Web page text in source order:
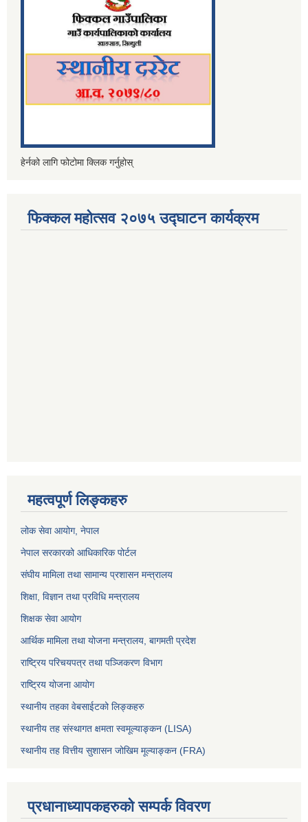
हेर्नको लागि फोटोमा क्लिक गर्नुहोस्
फिक्कल महोत्सव २०७५ उद्घाटन कार्यक्रम
महत्वपूर्ण लिङ्कहरु
लोक सेवा आयोग, नेपाल
नेपाल सरकारको आधिकारिक पोर्टल
संघीय मामिला तथा सामान्य प्रशासन मन्त्रालय
शिक्षा, विज्ञान तथा प्रविधि मन्त्रालय
शिक्षक सेवा आयोग
आर्थिक मामिला तथा योजना मन्त्रालय, बागमती प्रदेश
राष्ट्रिय परिचयपत्र तथा पञ्जिकरण विभाग
राष्ट्रिय योजना आयोग
स्थानीय तहका वेबसाईटको लिङ्कहरु
स्थानीय तह संस्थागत क्षमता स्वमूल्याङ्कन (LISA)
स्थानीय तह वित्तीय सुशासन जोखिम मूल्याङ्कन (FRA)
प्रधानाध्यापकहरुको सम्पर्क विवरण